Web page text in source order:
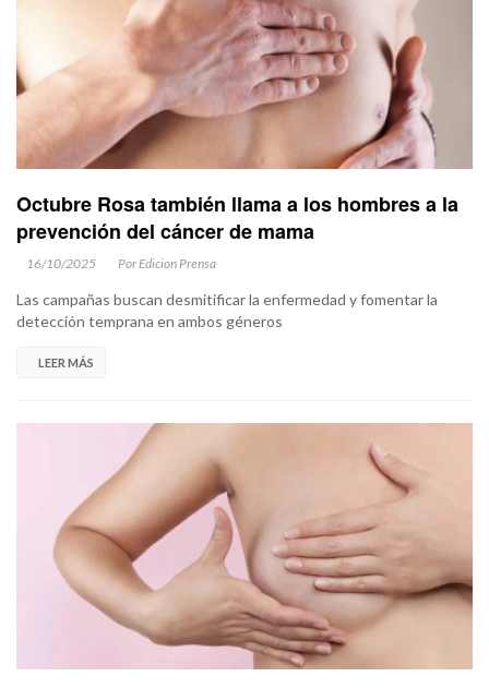
Octubre Rosa también llama a los hombres a la
prevención del cáncer de mama
16/10/2025 Por Edicion Prensa
Las campañas buscan desmitificar la enfermedad y fomentar la
detección temprana en ambos géneros
LEER MÁS